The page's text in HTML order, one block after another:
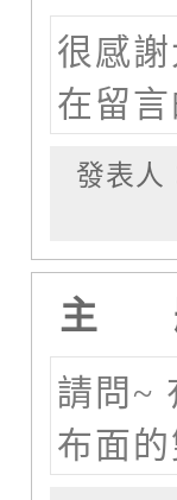
很感
在留
發表人
主
請問~
布面